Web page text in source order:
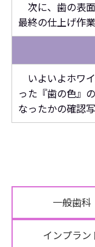
次に、歯の表面
最終の仕上げ作
いよいよホワ
った『歯の色』
なったかの確認
一般歯科
インプラン